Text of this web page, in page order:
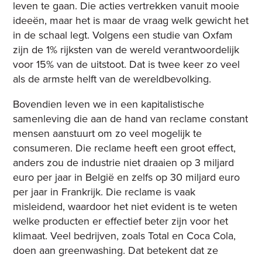
leven te gaan. Die acties vertrekken vanuit mooie
ideeën, maar het is maar de vraag welk gewicht het
in de schaal legt. Volgens een studie van Oxfam
zijn de 1% rijksten van de wereld verantwoordelijk
voor 15% van de uitstoot. Dat is twee keer zo veel
als de armste helft van de wereldbevolking.
Bovendien leven we in een kapitalistische
samenleving die aan de hand van reclame constant
mensen aanstuurt om zo veel mogelijk te
consumeren. Die reclame heeft een groot effect,
anders zou de industrie niet draaien op 3 miljard
euro per jaar in België en zelfs op 30 miljard euro
per jaar in Frankrijk. Die reclame is vaak
misleidend, waardoor het niet evident is te weten
welke producten er effectief beter zijn voor het
klimaat. Veel bedrijven, zoals Total en Coca Cola,
doen aan greenwashing. Dat betekent dat ze